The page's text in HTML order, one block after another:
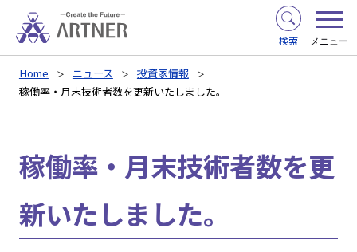
検索 メニュー
Home ニュース
投資家情報
稼働率・月末技術者数を更新いたしました。
稼働率・月末技術者数を更
新いたしました。